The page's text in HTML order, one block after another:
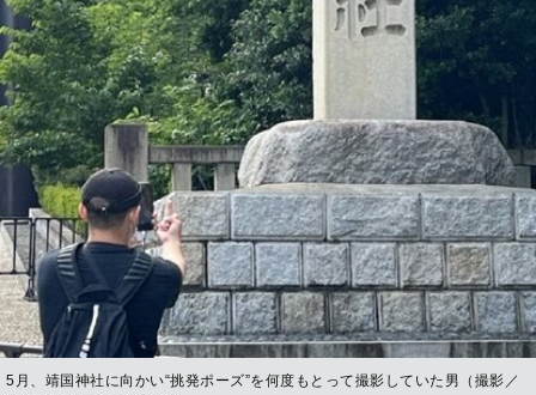
5月、靖国神社に向かい“挑発ポーズ”を何度もとって撮影していた男（撮影／